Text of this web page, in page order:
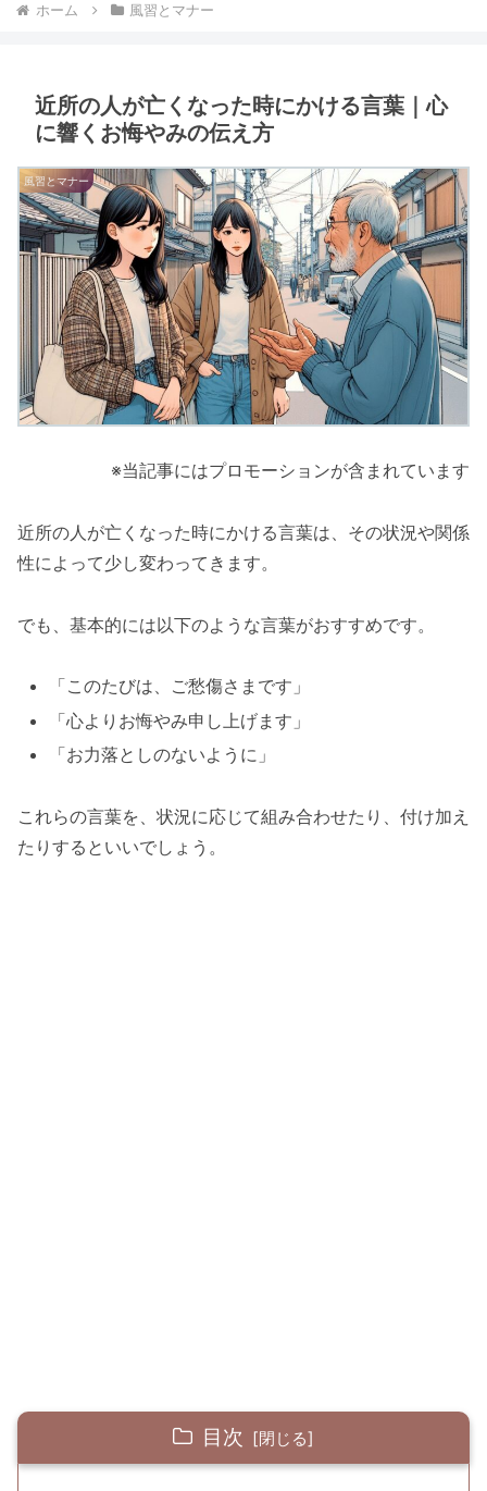
ホーム 風習とマナー
近所の人が亡くなった時にかける言葉｜心
に響くお悔やみの伝え方
風習とマナー
※当記事にはプロモーションが含まれています
近所の人が亡くなった時にかける言葉は、その状況や関係
性によって少し変わってきます。
でも、基本的には以下のような言葉がおすすめです。
「このたびは、ご愁傷さまです」
「心よりお悔やみ申し上げます」
「お力落としのないように」
これらの言葉を、状況に応じて組み合わせたり、付け加え
たりするといいでしょう。
目次